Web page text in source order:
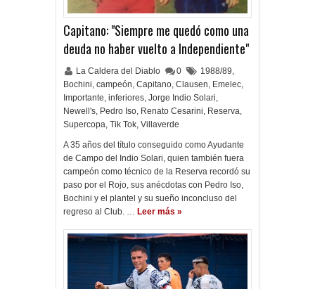
Capitano: "Siempre me quedó como una
deuda no haber vuelto a Independiente"
La Caldera del Diablo 0 1988/89,
Bochini, campeón, Capitano, Clausen, Emelec,
Importante, inferiores, Jorge Indio Solari,
Newell's, Pedro Iso, Renato Cesarini, Reserva,
Supercopa, Tik Tok, Villaverde
A 35 años del título conseguido como Ayudante
de Campo del Indio Solari, quien también fuera
campeón como técnico de la Reserva recordó su
paso por el Rojo, sus anécdotas con Pedro Iso,
Bochini y el plantel y su sueño inconcluso del
regreso al Club. … Leer más »